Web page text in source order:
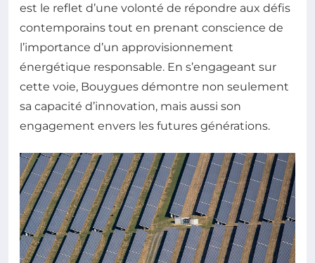
est le reflet d’une volonté de répondre aux défis
contemporains tout en prenant conscience de
l’importance d’un approvisionnement
énergétique responsable. En s’engageant sur
cette voie, Bouygues démontre non seulement
sa capacité d’innovation, mais aussi son
engagement envers les futures générations.